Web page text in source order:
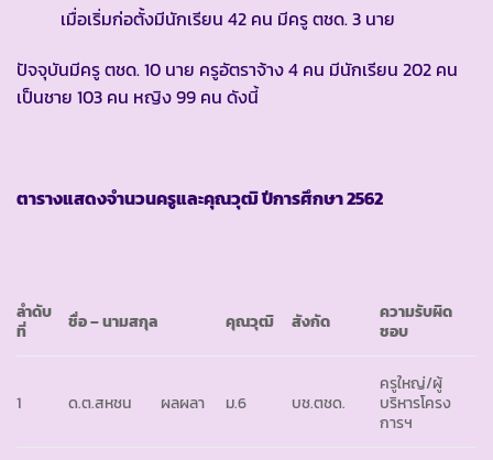
เมื่อเริ่มก่อตั้งมีนักเรียน 42 คน มีครู ตชด. 3 นาย
ปัจจุบันมีครู ตชด. 10 นาย ครูอัตราจ้าง 4 คน มีนักเรียน 202 คน
เป็นชาย 103 คน หญิง 99 คน ดังนี้
ตารางแสดงจำนวนครูและคุณวุฒิ ปีการศึกษา2562
ลำดับ
ที่
ชื่อ – นามสกุล คุณวุฒิ สังกัด
ความรับผิด
ชอบ
1 ด.ต.สหชน ผลผลา ม.6 บช.ตชด.
ครูใหญ่/ผู้
บริหารโครง
การฯ